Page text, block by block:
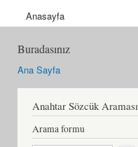
Anasayfa
Buradasınız
Ana Sayfa
Anahtar Sözcük Araması
Arama formu